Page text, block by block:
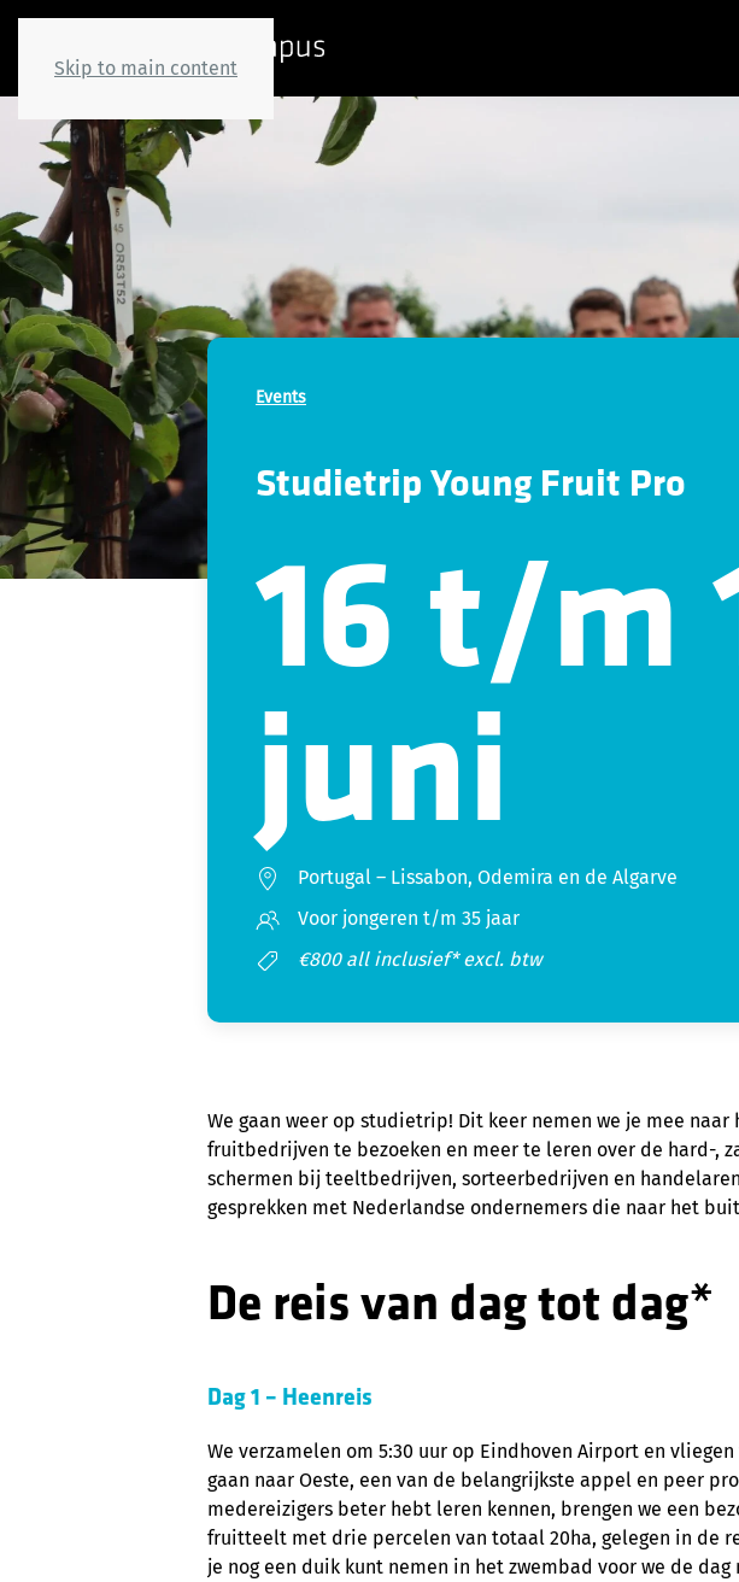
Skip to main content
Events
Studietrip Young Fruit Pro
16 t/m
juni
Portugal – Lissabon, Odemira en de Algarve
Voor jongeren t/m 35 jaar
€800 all inclusief* excl. btw
We gaan weer op studietrip! Dit keer nemen we je mee
fruitbedrijven te bezoeken en meer te leren over de hard-,
schermen bij teeltbedrijven, sorteerbedrijven en
gesprekken met Nederlandse ondernemers die naar het
De reis van dag tot dag*
Dag 1 – Heenreis
We verzamelen om 5:30 uur op Eindhoven Airport en
gaan naar Oeste, een van de belangrijkste appel en peer
medereizigers beter hebt leren kennen, brengen we een
fruitteelt met drie percelen van totaal 20ha, gelegen in de
je nog een duik kunt nemen in het zwembad voor we de